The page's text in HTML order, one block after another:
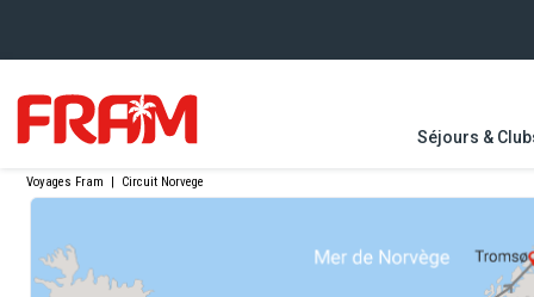
Séjours &
Voyages Fram | Circuit Norvege